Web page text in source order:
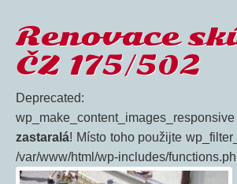
Renovace
ČZ 175/502
Deprecated:
zastaralá! Místo toho použijte
/var/www/html/wp-includes/